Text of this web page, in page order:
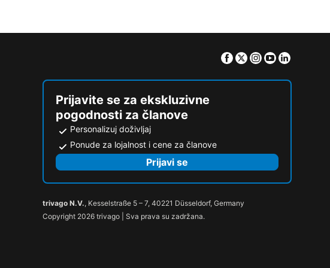
Facebook
TwitterInstagram
Youtube
Prijavite se za ekskluzivne
pogodnosti za članove
Personalizuj doživljaj
Ponude za lojalnost i cene za članove
Prijavi se
trivago N.V., Kesselstraße 5 – 7, 40221 Düsseldorf, Germany
Copyright 2026 trivago | Sva prava su zadržana.